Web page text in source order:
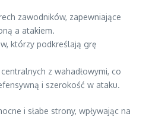
zawodników, zapewniające
a atakiem.
którzy podkreślają grę
z wahadłowymi, co
i szerokość w ataku.
i słabe strony, wpływając na